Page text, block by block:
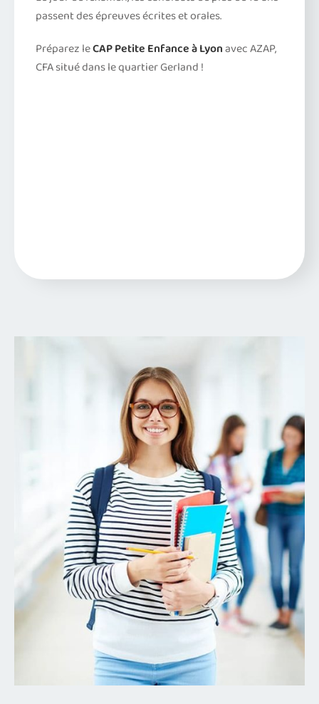
passent des épreuves écrites et orales.
Préparez leCAP Petite Enfance à Lyonavec AZAP,
CFA situé dans le quartier Gerland !